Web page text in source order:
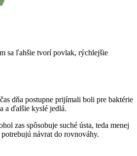
sa ľahšie tvorí povlak, rýchlejšie
dňa postupne prijímali boli pre baktérie
a ďalšie kyslé jedlá.
zas spôsobuje suché ústa, teda menej
návrat do rovnováhy.